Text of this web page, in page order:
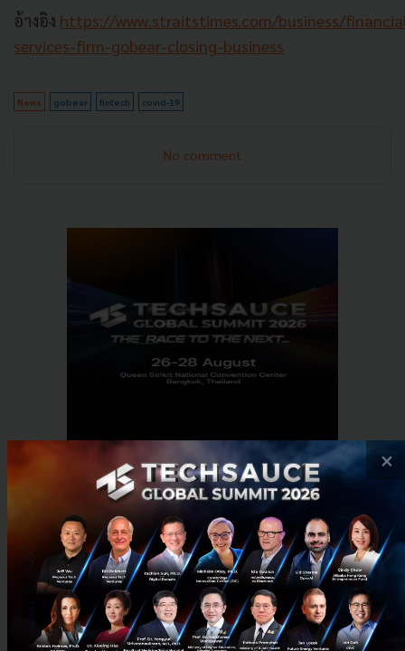
อ้างอิง https://www.straitstimes.com/business/
services-firm-gobear-closing-business
News gobear fintech covid-19
No comment
RELATED ARTICLE
×